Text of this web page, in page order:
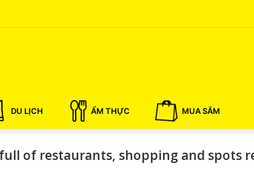
DU LỊCH ẨM THỰC MUA SẮM
of restaurants, shopping and spots